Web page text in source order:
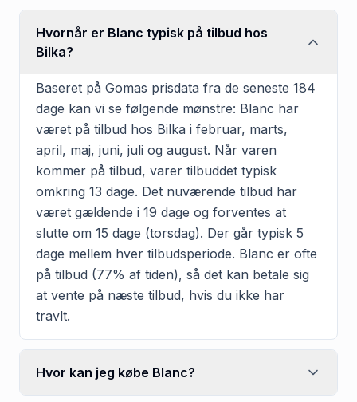
Hvornår er Blanc typisk på tilbud hos
Bilka?
Baseret på Gomas prisdata fra de seneste 184
dage kan vi se følgende mønstre: Blanc har
været på tilbud hos Bilka i februar, marts,
april, maj, juni, juli og august. Når varen
kommer på tilbud, varer tilbuddet typisk
omkring 13 dage. Det nuværende tilbud har
været gældende i 19 dage og forventes at
slutte om 15 dage (torsdag). Der går typisk 5
dage mellem hver tilbudsperiode. Blanc er ofte
på tilbud (77% af tiden), så det kan betale sig
at vente på næste tilbud, hvis du ikke har
travlt.
Hvor kan jeg købe Blanc?